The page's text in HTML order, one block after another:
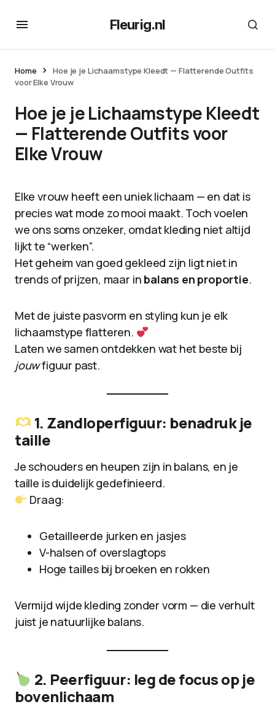
Fleurig.nl
Home
Hoe je je Lichaamstype Kleedt — Flatterende Outfits
voor Elke Vrouw
Hoe je je Lichaamstype Kleedt
— Flatterende Outfits voor
Elke Vrouw
Elke vrouw heeft een uniek lichaam — en dat is
precies wat mode zo mooi maakt. Toch voelen
we ons soms onzeker, omdat kleding niet altijd
lijkt te “werken”.
Het geheim van goed gekleed zijn ligt niet in
trends of prijzen, maar in balans en proportie.
Met de juiste pasvorm en styling kun je elk
lichaamstype flatteren.
Laten we samen ontdekken wat het beste bij
jouwfiguur past.
1. Zandloperfiguur: benadruk je
taille
Je schouders en heupen zijn in balans, en je
taille is duidelijk gedefinieerd.
Draag:
Getailleerde jurken en jasjes
V-halsen of overslagtops
Hoge tailles bij broeken en rokken
Vermijd wijde kleding zonder vorm — die verhult
juist je natuurlijke balans.
2. Peerfiguur: leg de focus op je
bovenlichaam